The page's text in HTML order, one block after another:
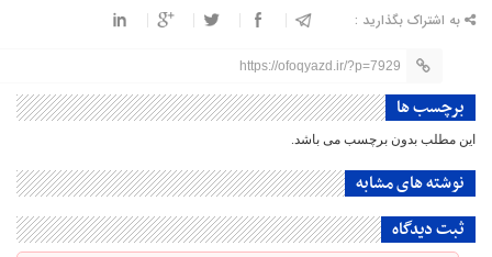
به اشتراک بگذارید :
https://ofoqyazd.ir/?p=7929
برچسب ها
این مطلب بدون برچسب می باشد.
نوشته های مشابه
ثبت دیدگاه